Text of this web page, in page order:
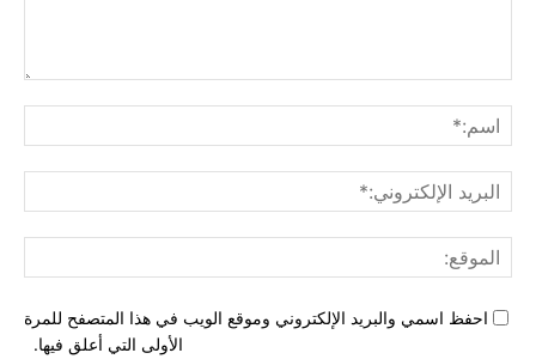
احفظ اسمي والبريد الإلكتروني وموقع الويب في هذا المتصفح للمرة
الأولى التي أعلق فيها.